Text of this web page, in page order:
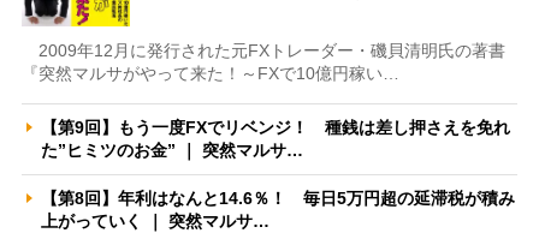
2009年12月に発行された元FXトレーダー・磯貝清明氏の著書
『突然マルサがやって来た！～FXで10億円稼い…
【第9回】もう一度FXでリベンジ！ 種銭は差し押さえを免れ
た”ヒミツのお金” ｜ 突然マルサ…
【第8回】年利はなんと14.6％！ 毎日5万円超の延滞税が積み
上がっていく ｜ 突然マルサ…